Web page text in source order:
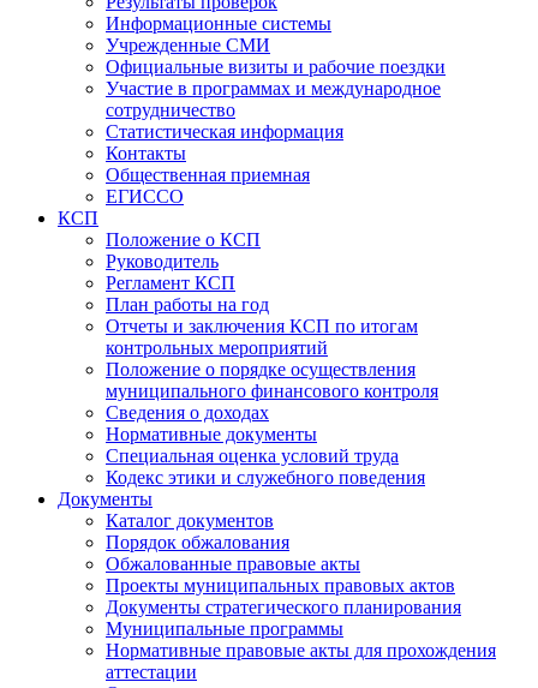
Информационные системы
Учрежденные СМИ
Официальные визиты и рабочие поездки
Участие в программах и международное
сотрудничество
Статистическая информация
Контакты
Общественная приемная
ЕГИССО
КСП
Положение о КСП
Руководитель
Регламент КСП
План работы на год
Отчеты и заключения КСП по итогам
контрольных мероприятий
Положение о порядке осуществления
муниципального финансового контроля
Сведения о доходах
Нормативные документы
Специальная оценка условий труда
Кодекс этики и служебного поведения
Документы
Каталог документов
Порядок обжалования
Обжалованные правовые акты
Проекты муниципальных правовых актов
Документы стратегического планирования
Муниципальные программы
Нормативные правовые акты для прохождения
аттестации